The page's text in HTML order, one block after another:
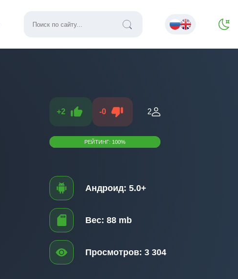
+2 -0 2
РЕЙТИНГ: 100%
Андроид: 5.0+
Вес: 88 mb
Просмотров: 3 304